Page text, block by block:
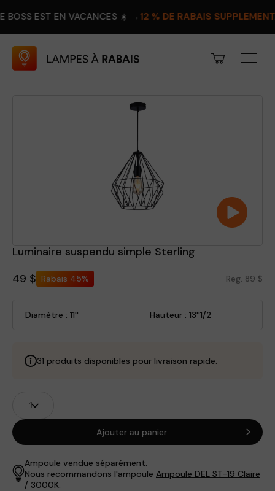
EN VACANCES ☀️ →12 % DE RABAIS SUPPLÉMENTAIRE
Luminaire suspendu simple Sterling
49 $ Rabais 45% Reg. 89 $
Diamètre : 11'' Hauteur : 13''1/2
31 produits disponibles pour livraison rapide.
produits
Ajouter au panier
Ampoule vendue séparément.
Nous recommandons l'ampoule Ampoule DEL ST-19 Claire
/ 3000K